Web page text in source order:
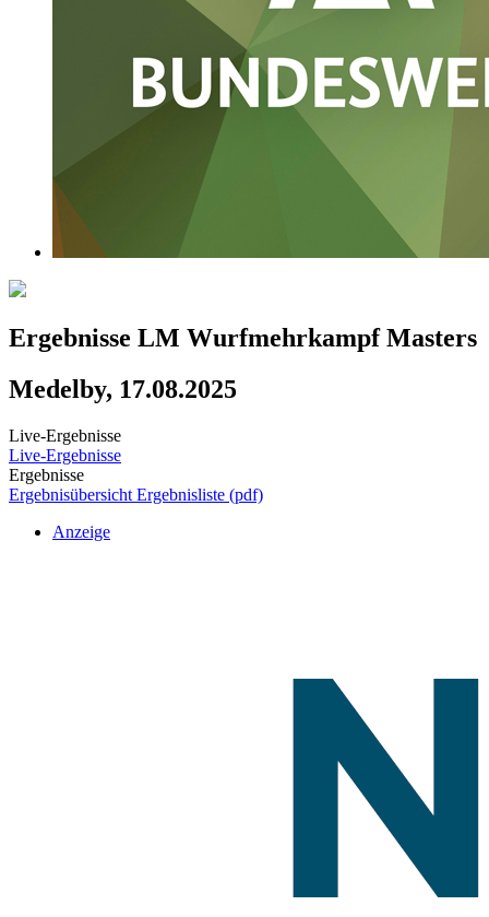
Ergebnisse LM Wurfmehrkampf Masters
Medelby, 17.08.2025
Live-Ergebnisse
Live-Ergebnisse
Ergebnisse
Ergebnisübersicht Ergebnisliste (pdf)
Anzeige